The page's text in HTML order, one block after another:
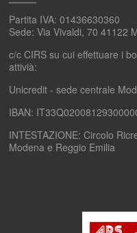
Partita IVA: 01436630360
Sede: Via Vivaldi, 70 41122
c/c CIRS su cui effettuare i
attivià:
Unicredit - sede centrale
IBAN:
INTESTAZIONE: Circolo
Modena e Reggio Emilia